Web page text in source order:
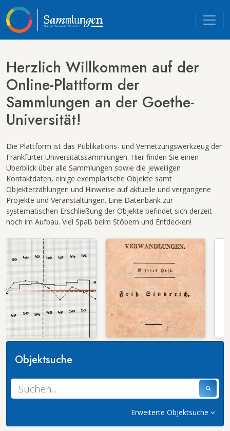
Herzlich Willkommen auf der
Online-Plattform der
Sammlungen an der Goethe-
Universität!
Die Plattform ist das Publikations- und Vernetzungswerkzeug der
Frankfurter Universitätssammlungen. Hier finden Sie einen
Überblick über alle Sammlungen sowie die jeweiligen
Kontaktdaten, einige exemplarische Objekte samt
Objekterzählungen und Hinweise auf aktuelle und vergangene
Projekte und Veranstaltungen. Eine Datenbank zur
systematischen Erschließung der Objekte befindet sich derzeit
noch im Aufbau. Viel Spaß beim Stöbern und Entdecken!
Objektsuche
Erweiterte Objektsuche